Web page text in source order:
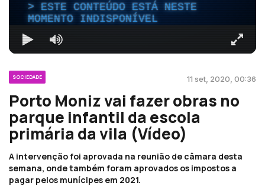
ESTE CONTEÚDO ESTÁ NESTE
MOMENTO INDISPONÍVEL
SOCIEDADE 11 set, 2020, 00:36
Porto Moniz vai fazer obras no
parque infantil da escola
primária da vila (Vídeo)
A intervenção foi aprovada na reunião de câmara desta
semana, onde também foram aprovados os impostos a
pagar pelos munícipes em 2021.